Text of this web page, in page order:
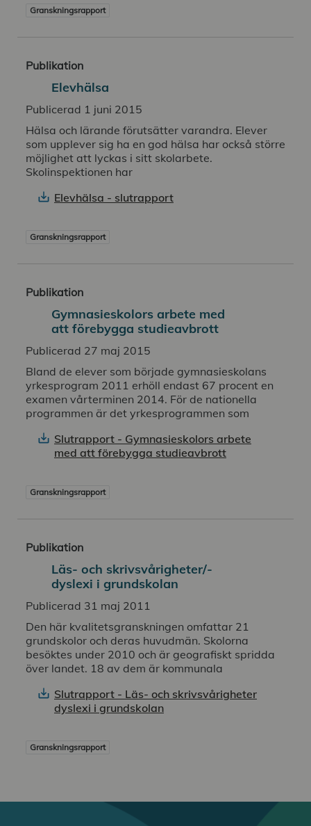
Granskningsrapport
Publikation
Elevhälsa
Publicerad 1 juni 2015
Hälsa och lärande förutsätter varandra. Elever
som upplever sig ha en god hälsa har också större
möjlighet att lyckas i sitt skolarbete.
Skolinspektionen har
Elevhälsa - slutrapport
Granskningsrapport
Publikation
Gymnasie­skolors arbete med
att förebygga studieavbrott
Publicerad 27 maj 2015
Bland de elever som började gymnasieskolans
yrkesprogram 2011 erhöll endast 67 procent en
examen vårterminen 2014. För de nationella
programmen är det yrkesprogrammen som
Slutrapport - Gymnasieskolors arbete
med att förebygga studieavbrott
Granskningsrapport
Publikation
Läs- och skrivsvårigheter/­
dyslexi i grundskolan
Publicerad 31 maj 2011
Den här kvalitetsgranskningen omfattar 21
grundskolor och deras huvudmän. Skolorna
besöktes under 2010 och är geografiskt spridda
över landet. 18 av dem är kommunala
Slutrapport - Läs- och skrivsvårigheter
dyslexi i grundskolan
Granskningsrapport